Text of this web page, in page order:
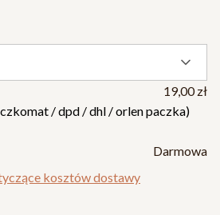
19,00 zł
/ dpd / dhl / orlen paczka)
Darmowa
kosztów dostawy